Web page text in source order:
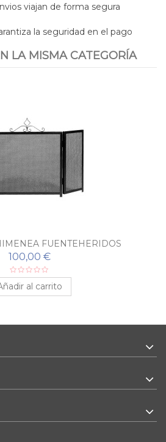
viajan de forma segura
la seguridad en el pago
LA MISMA CATEGORÍA
FUENTEHERIDOS
100,00 €
al carrito